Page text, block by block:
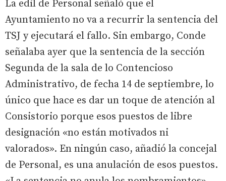
La edil de Personal señaló que el
Ayuntamiento no va a recurrir la sentencia del
TSJ y ejecutará el fallo. Sin embargo, Conde
señalaba ayer que la sentencia de la sección
Segunda de la sala de lo Contencioso
Administrativo, de fecha 14 de septiembre, lo
único que hace es dar un toque de atención al
Consistorio porque esos puestos de libre
designación «no están motivados ni
valorados». En ningún caso, añadió la concejal
de Personal, es una anulación de esos puestos.